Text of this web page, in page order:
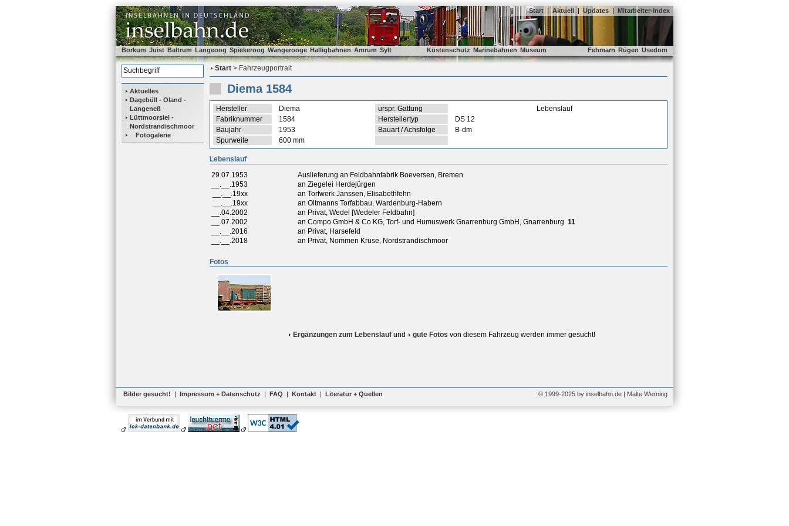
Start | Aktuell | Updates | Mitarbeiter-Index
Borkum Juist Baltrum Langeoog Spiekeroog Wangerooge Halligbahnen Amrum Sylt Küstenschutz Marinebahnen Museum Fehmarn Rügen Usedom
Aktuelles
Dagebüll - Oland -
Langeneß
Lüttmoorsiel -
Nordstrandischmoor
Fotogalerie
Start > Fahrzeugportrait
Diema 1584
Hersteller Diema urspr. Gattung
Lebenslauf
Fabriknummer
1584 Herstellertyp
DS 12
Baujahr
1953 Bauart / Achsfolge
B-dm
Spurweite
600 mm
Lebenslauf
29.07.1953
Auslieferung an Feldbahnfabrik Boeversen, Bremen
__.__.1953
an Ziegelei Herdejürgen
__.__.19xx
an Torfwerk Janssen, Elisabethfehn
__.__.19xx
an Oltmanns Torfabbau, Wardenburg-Habern
__.04.2002
an Privat, Wedel [Wedeler Feldbahn]
__.07.2002
an Compo GmbH & Co KG, Torf- und Humuswerk Gnarrenburg GmbH, Gnarrenburg 11
__.__.2016
an Privat, Harsefeld
__.__.2018
an Privat, Nommen Kruse, Nordstrandischmoor
Fotos
Ergänzungen zum Lebenslauf und gute Fotos von diesem Fahrzeug werden immer gesucht!
Bilder gesucht! | Impressum + Datenschutz | FAQ | Kontakt | Literatur + Quellen © 1999-2025 by inselbahn.de | Malte Werning